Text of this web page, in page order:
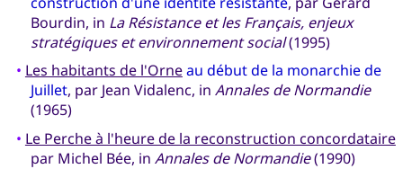
Bourdin, in La Résistance et les Français, enjeux
stratégiques et environnement social(1995)
• Les habitants de l'Orneau début de la monarchie de
Juillet, par Jean Vidalenc, in Annales de Normandie
(1965)
• Le Perche à l'heure de la reconstruction concordataire
par Michel Bée, in Annales de Normandie(1990)